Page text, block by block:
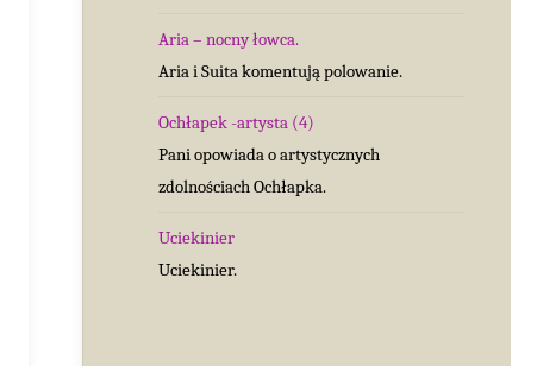
Aria – nocny łowca.
Aria i Suita komentują polowanie.
Ochłapek -artysta (4)
Pani opowiada o artystycznych
zdolnościach Ochłapka.
Uciekinier
Uciekinier.